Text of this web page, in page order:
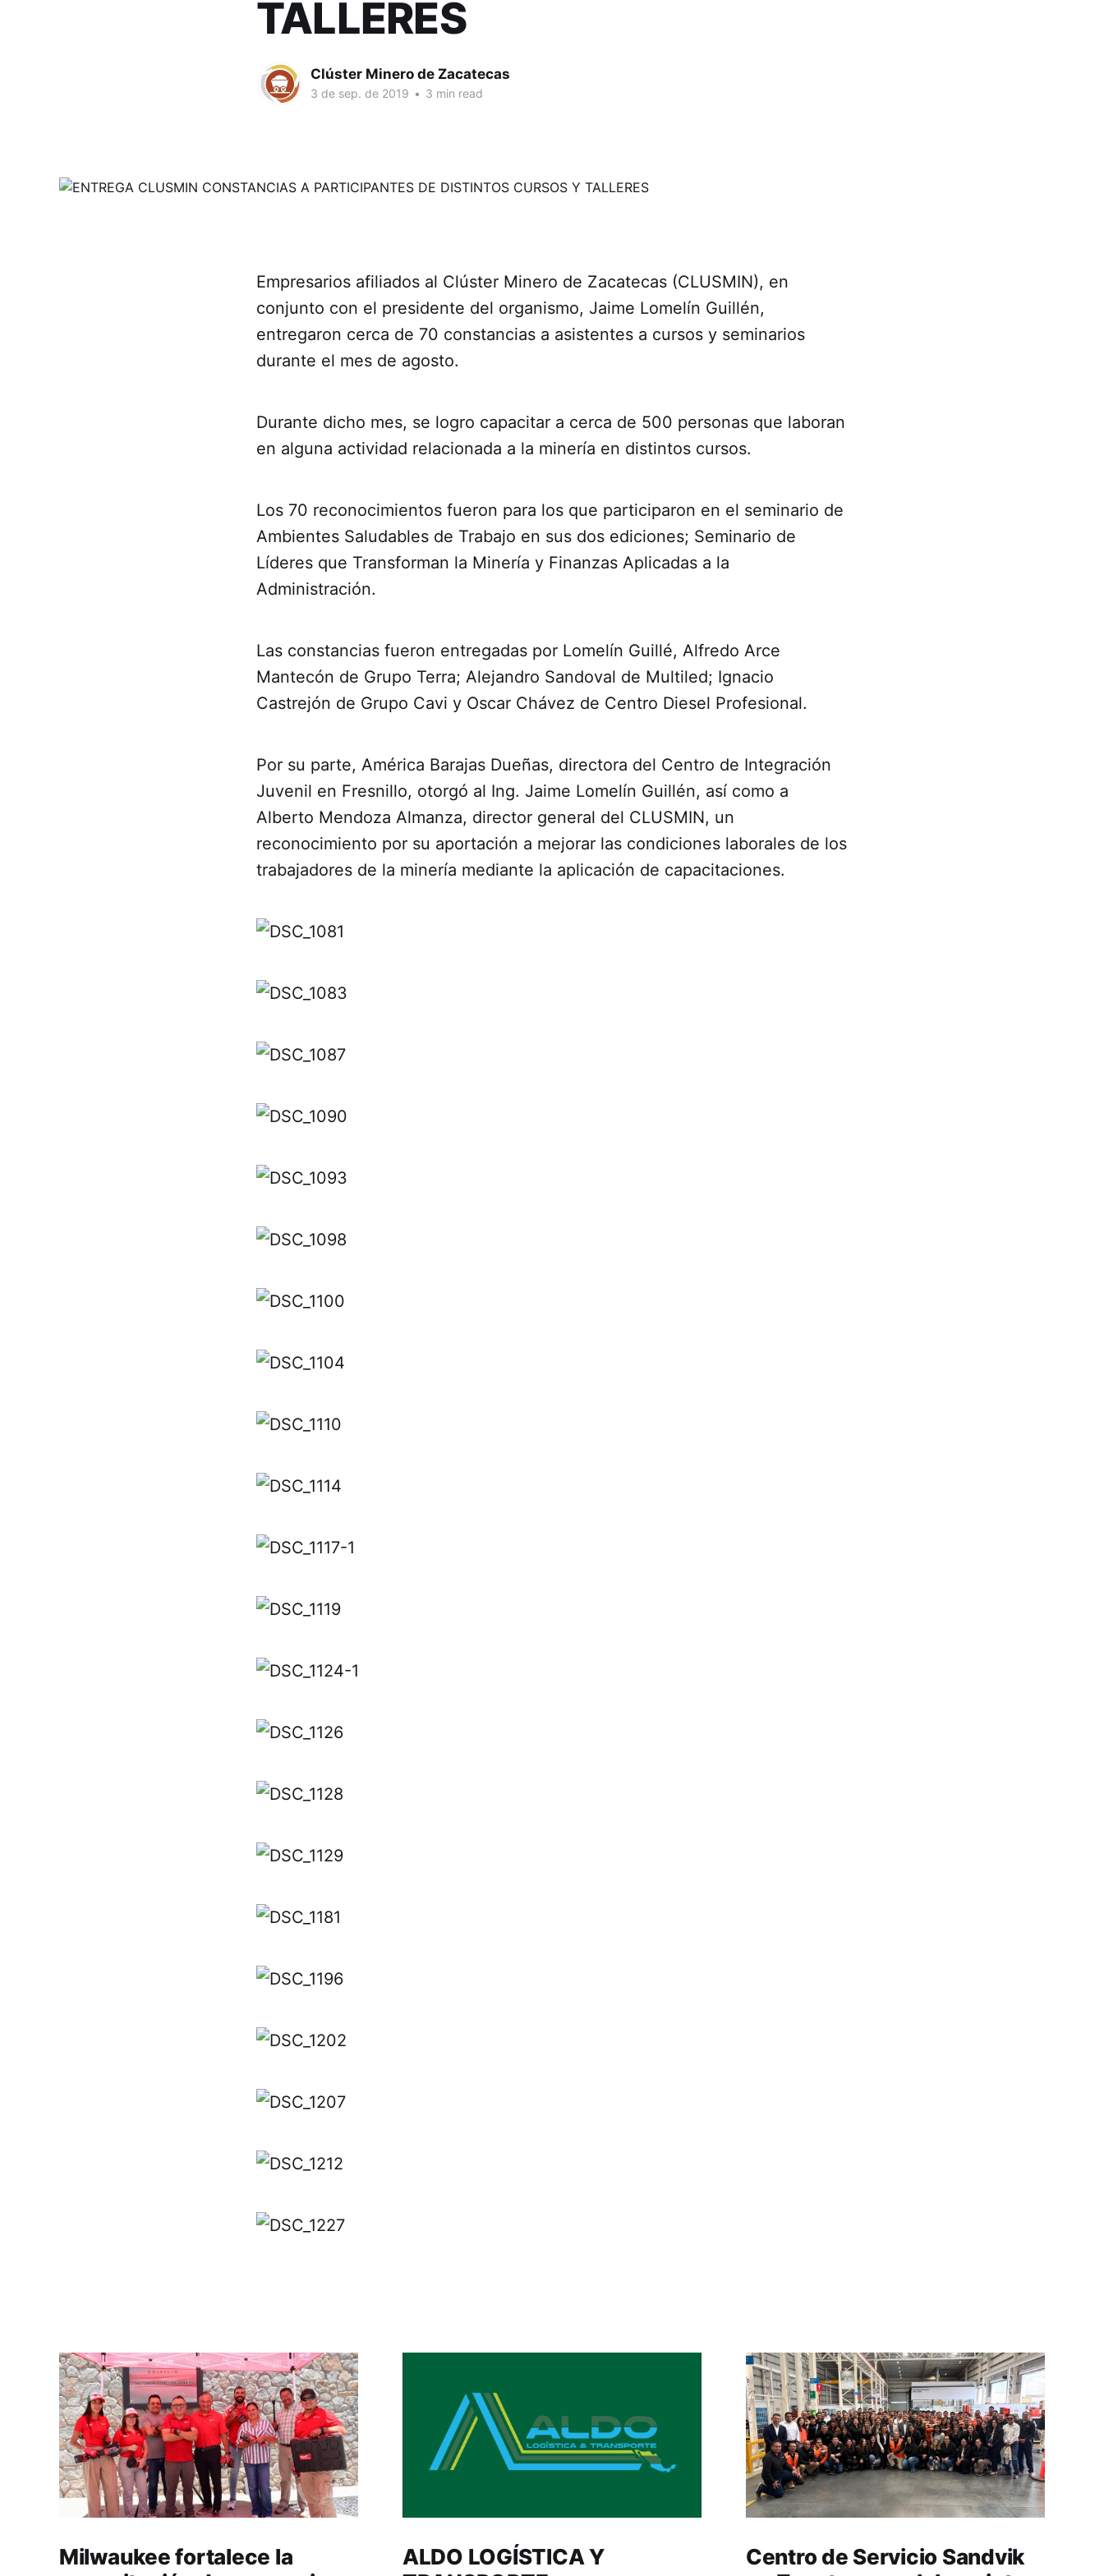
TALLERES
Clúster Minero de Zacatecas
3 de sep. de 2019 • 3 min read
Empresarios afiliados al Clúster Minero de Zacatecas (CLUSMIN), en
conjunto con el presidente del organismo, Jaime Lomelín Guillén,
entregaron cerca de 70 constancias a asistentes a cursos y seminarios
durante el mes de agosto.
Durante dicho mes, se logro capacitar a cerca de 500 personas que laboran
en alguna actividad relacionada a la minería en distintos cursos.
Los 70 reconocimientos fueron para los que participaron en el seminario de
Ambientes Saludables de Trabajo en sus dos ediciones; Seminario de
Líderes que Transforman la Minería y Finanzas Aplicadas a la
Administración.
Las constancias fueron entregadas por Lomelín Guillé, Alfredo Arce
Mantecón de Grupo Terra; Alejandro Sandoval de Multiled; Ignacio
Castrejón de Grupo Cavi y Oscar Chávez de Centro Diesel Profesional.
Por su parte, América Barajas Dueñas, directora del Centro de Integración
Juvenil en Fresnillo, otorgó al Ing. Jaime Lomelín Guillén, así como a
Alberto Mendoza Almanza, director general del CLUSMIN, un
reconocimiento por su aportación a mejorar las condiciones laborales de los
trabajadores de la minería mediante la aplicación de capacitaciones.
Milwaukee fortalece la
ALDO LOGÍSTICA Y
Centro de Servicio Sandvik